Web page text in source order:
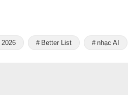
Better List nhạc AI